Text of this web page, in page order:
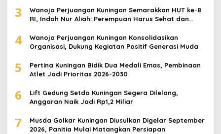
3
Wanoja Perjuangan Kuningan Semarakkan HUT ke-8
RI, Indah Nur Aliah: Perempuan Harus Sehat dan
4
Wanoja Perjuangan Kuningan Konsolidasikan
Organisasi, Dukung Kegiatan Positif Generasi Muda
5
Pertina Kuningan Bidik Dua Medali Emas, Pembinaan
Atlet Jadi Prioritas 2026-2030
6
Lift Gedung Setda Kuningan Segera Dilelang,
Anggaran Naik Jadi Rp1,2 Miliar
7
Musda Golkar Kuningan Diusulkan Digelar September
2026, Panitia Mulai Matangkan Persiapan